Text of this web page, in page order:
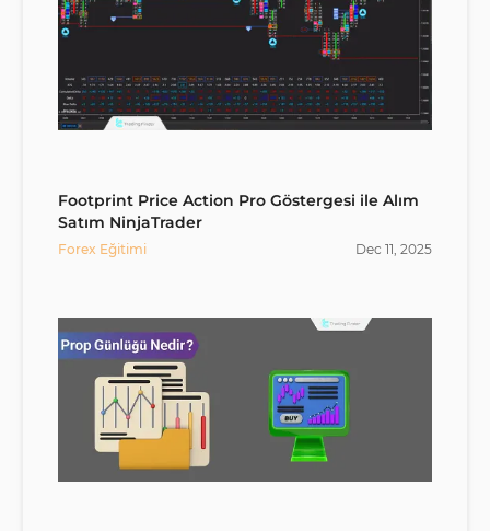
Footprint Price Action Pro Göstergesi ile Alım
Satım NinjaTrader
Forex Eğitimi Dec 11, 2025